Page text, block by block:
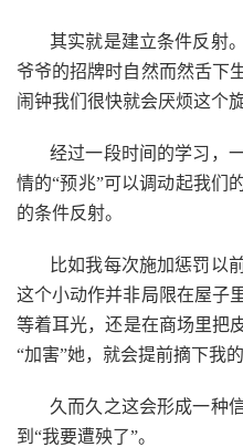
其实就是建立条件反射
爷爷的招牌时自然而然舌下
闹钟我们很快就会厌烦这个旋
经过一段时间的学习，
情的“预兆”可以调动起我们
的条件反射。
比如我每次施加惩罚以
这个小动作并非局限在屋子
等着耳光，还是在商场里把
“加害”她，就会提前摘下我的
久而久之这会形成一种
到“我要遭殃了”。